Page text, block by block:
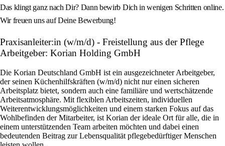
Das klingt ganz nach Dir? Dann bewirb Dich in wenigen Schritten online.
Wir freuen uns auf Deine Bewerbung!
Praxisanleiter:in (w/m/d) - Freistellung aus der Pflege
Arbeitgeber: Korian Holding GmbH
Die Korian Deutschland GmbH ist ein ausgezeichneter Arbeitgeber,
der seinen Küchenhilfskräften (w/m/d) nicht nur einen sicheren
Arbeitsplatz bietet, sondern auch eine familiäre und wertschätzende
Arbeitsatmosphäre. Mit flexiblen Arbeitszeiten, individuellen
Weiterentwicklungsmöglichkeiten und einem starken Fokus auf das
Wohlbefinden der Mitarbeiter, ist Korian der ideale Ort für alle, die in
einem unterstützenden Team arbeiten möchten und dabei einen
bedeutenden Beitrag zur Lebensqualität pflegebedürftiger Menschen